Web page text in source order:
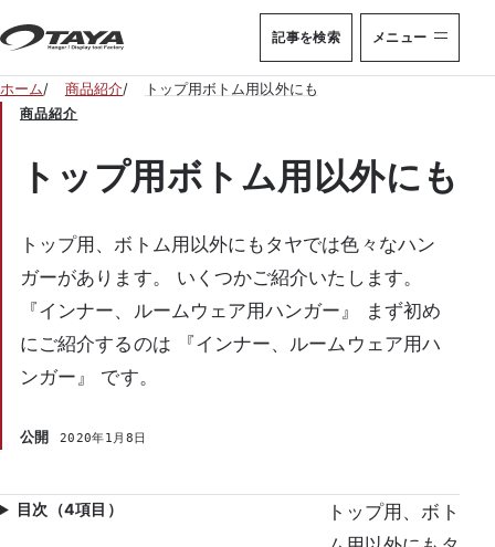
記事を検索 メニュー
ホーム 商品紹介 トップ用ボトム用以外にも
商品紹介
トップ用ボトム用以外にも
トップ用、ボトム用以外にもタヤでは色々なハン
ガーがあります。 いくつかご紹介いたします。
『インナー、ルームウェア用ハンガー』 まず初め
にご紹介するのは 『インナー、ルームウェア用ハ
ンガー』 です。
公開 2020年1月8日
目次（4項目）
トップ用、ボト